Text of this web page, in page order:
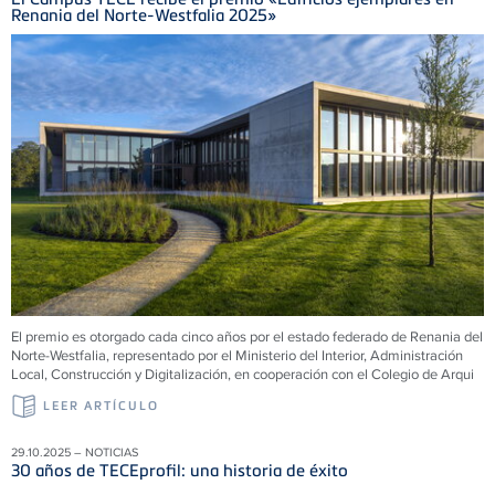
Renania del Norte-Westfalia 2025»
El premio es otorgado cada cinco años por el estado federado de Renania del
Norte-Westfalia, representado por el Ministerio del Interior, Administración
Local, Construcción y Digitalización, en cooperación con el Colegio de Arqui
LEER ARTÍCULO
29.10.2025 – NOTICIAS
30 años de TECEprofil: una historia de éxito